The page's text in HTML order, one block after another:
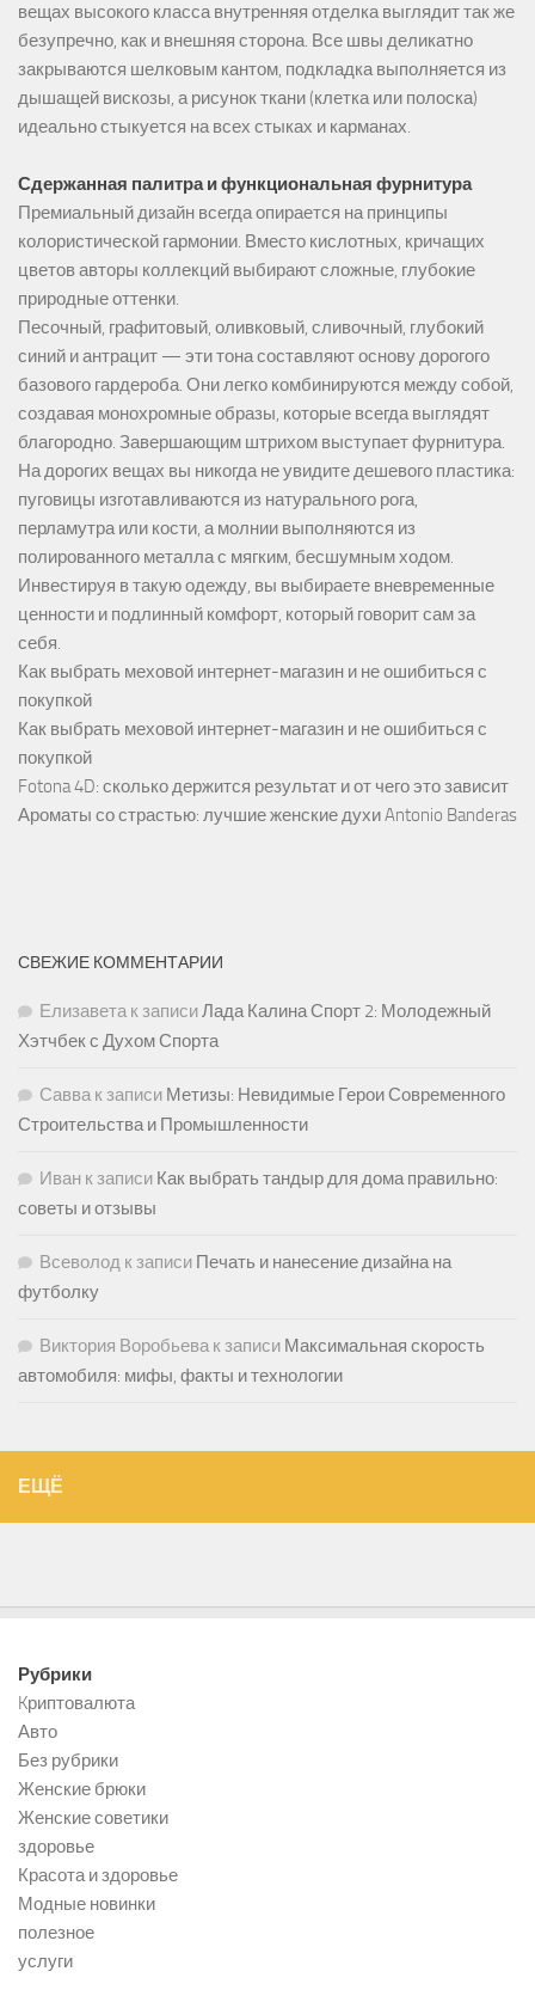
вещах высокого класса внутренняя отделка выглядит так же
безупречно, как и внешняя сторона. Все швы деликатно
закрываются шелковым кантом, подкладка выполняется из
дышащей вискозы, а рисунок ткани (клетка или полоска)
идеально стыкуется на всех стыках и карманах.
Сдержанная палитра и функциональная фурнитура
Премиальный дизайн всегда опирается на принципы
колористической гармонии. Вместо кислотных, кричащих
цветов авторы коллекций выбирают сложные, глубокие
природные оттенки.
Песочный, графитовый, оливковый, сливочный, глубокий
синий и антрацит — эти тона составляют основу дорогого
базового гардероба. Они легко комбинируются между собой,
создавая монохромные образы, которые всегда выглядят
благородно. Завершающим штрихом выступает фурнитура.
На дорогих вещах вы никогда не увидите дешевого пластика:
пуговицы изготавливаются из натурального рога,
перламутра или кости, а молнии выполняются из
полированного металла с мягким, бесшумным ходом.
Инвестируя в такую одежду, вы выбираете вневременные
ценности и подлинный комфорт, который говорит сам за
себя.
Как выбрать меховой интернет-магазин и не ошибиться с
покупкой
Как выбрать меховой интернет-магазин и не ошибиться с
покупкой
Fotona 4D: сколько держится результат и от чего это зависит
Ароматы со страстью: лучшие женские духи Antonio Banderas
СВЕЖИЕ КОММЕНТАРИИ
Елизаветак записиЛада Калина Спорт 2: Молодежный
Хэтчбек с Духом Спорта
Саввак записи Метизы: Невидимые Герои Современного
Строительства и Промышленности
Иван к записи Как выбрать тандыр для дома правильно:
советы и отзывы
Всеволод к записи Печать и нанесение дизайна на
футболку
Виктория Воробьевак записи Максимальная скорость
автомобиля: мифы, факты и технологии
ЕЩЁ
Рубрики
Kриптовалюта
Авто
Без рубрики
Женские брюки
Женские советики
здоровье
Красота и здоровье
Модные новинки
полезное
услуги